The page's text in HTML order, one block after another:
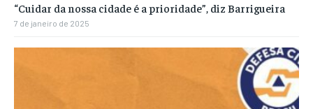
“Cuidar da nossa cidade é a prioridade”, diz Barrigueira
7 de janeiro de 2025